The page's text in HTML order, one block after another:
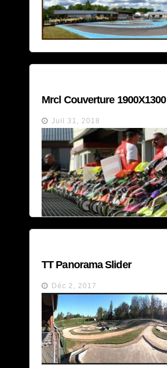
Mrcl Couverture 1900X1300
Juil 31, 2018
TT Panorama Slider
Déc 2, 2017